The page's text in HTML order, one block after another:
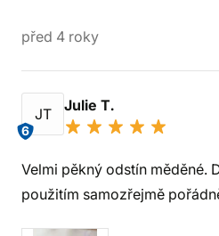
před 4 roky
JT
6
Julie T.
Velmi pěkný odstín měděné.
použitím samozřejmě